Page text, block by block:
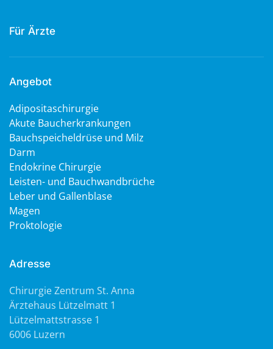
Für Ärzte
Angebot
Adipositaschirurgie
Akute Baucherkrankungen
Bauchspeicheldrüse und Milz
Darm
Endokrine Chirurgie
Leisten- und Bauchwandbrüche
Leber und Gallenblase
Magen
Proktologie
Adresse
Chirurgie Zentrum St. Anna
Ärztehaus Lützelmatt 1
Lützelmattstrasse 1
6006 Luzern